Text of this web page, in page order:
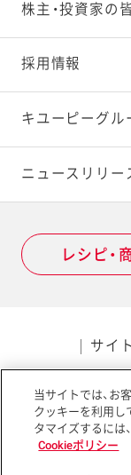
株主・投資家の
採用情報
キユーピーグル
ニュースリリー
レシピ・
サイ
ソーシャルメ
当サイトでは、お
クッキーを利用し
タマイズするには
Cookieポリシー